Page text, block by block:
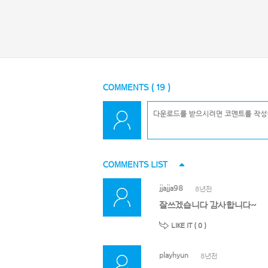
COMMENTS ( 19 )
COMMENTS LIST
jjajja98 8년전
잘쓰겠습니다 감사합니다~
LIKE IT ( 0 )
playhyun 8년전